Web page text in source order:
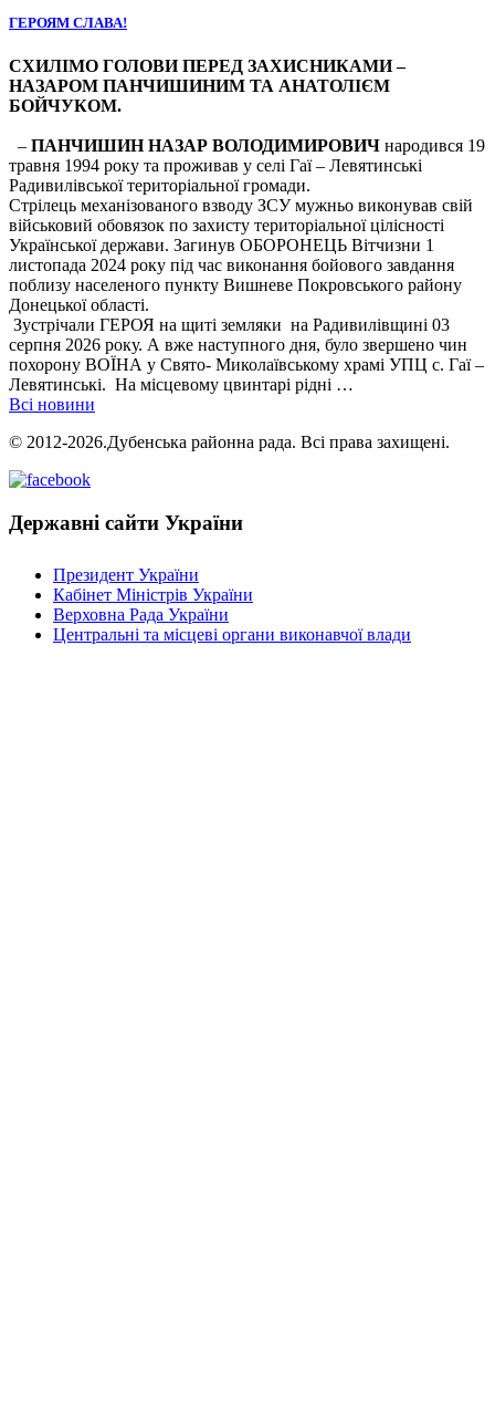
ГЕРОЯМ СЛАВА!
СХИЛІМО ГОЛОВИ ПЕРЕД ЗАХИСНИКАМИ –
НАЗАРОМ ПАНЧИШИНИМ ТА АНАТОЛІЄМ
БОЙЧУКОМ.
– ПАНЧИШИН НАЗАР ВОЛОДИМИРОВИЧ народився 19
травня 1994 року та проживав у селі Гаї – Левятинські
Радивилівської територіальної громади.
Стрілець механізованого взводу ЗСУ мужньо виконував свій
військовий обовязок по захисту територіальної цілісності
Української держави. Загинув ОБОРОНЕЦЬ Вітчизни 1
листопада 2024 року під час виконання бойового завдання
поблизу населеного пункту Вишневе Покровського району
Донецької області.
Зустрічали ГЕРОЯ на щиті земляки на Радивилівщині 03
серпня 2026 року. А вже наступного дня, було звершено чин
похорону ВОЇНА у Свято- Миколаївському храмі УПЦ с. Гаї –
Левятинські. На місцевому цвинтарі рідні …
Всі новини
© 2012-2026.Дубенська районна рада. Всі права захищені.
Державні сайти України
Президент України
Кабінет Міністрів України
Верховна Рада України
Центральні та місцеві органи виконавчої влади